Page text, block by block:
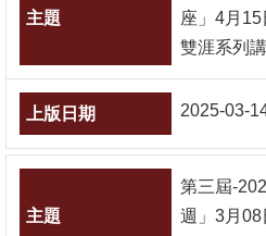
公
國
教
座」4月
雙涯系列
2025-03-
第三屆-
週」3月08